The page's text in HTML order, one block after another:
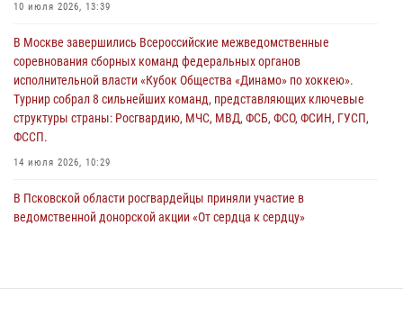
30 июля 2026, 05:10
Псковская Росгвардия приглашает на службу в подразделениях
вневедомственной охраны
10 июля 2026, 13:39
В Москве завершились Всероссийские межведомственные
соревнования сборных команд федеральных органов
исполнительной власти «Кубок Общества «Динамо» по хоккею».
Турнир собрал 8 сильнейших команд, представляющих ключевые
структуры страны: Росгвардию, МЧС, МВД, ФСБ, ФСО, ФСИН, ГУСП,
ФССП.
14 июля 2026, 10:29
В Псковской области росгвардейцы приняли участие в
ведомственной донорской акции «От сердца к сердцу»